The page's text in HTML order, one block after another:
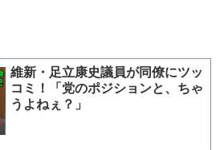
維新・足立康史議員が同僚にツッ
コミ！「党のポジションと、ちゃ
うよねぇ？」